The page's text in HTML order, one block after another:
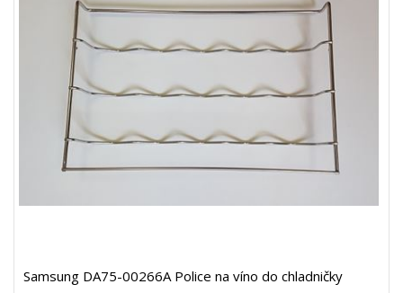
Samsung DA75-00266A Police na víno do chladničky